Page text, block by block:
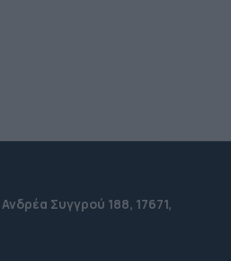
Συγγρού 188, 17671,